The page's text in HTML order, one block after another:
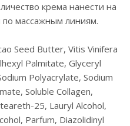
крема нанести на
массажным линиям.
Seed Butter, Vitis Vinifera
Palmitate, Glyceryl
Polyacrylate, Sodium
Soluble Collagen,
25, Lauryl Alcohol,
Parfum, Diazolidinyl